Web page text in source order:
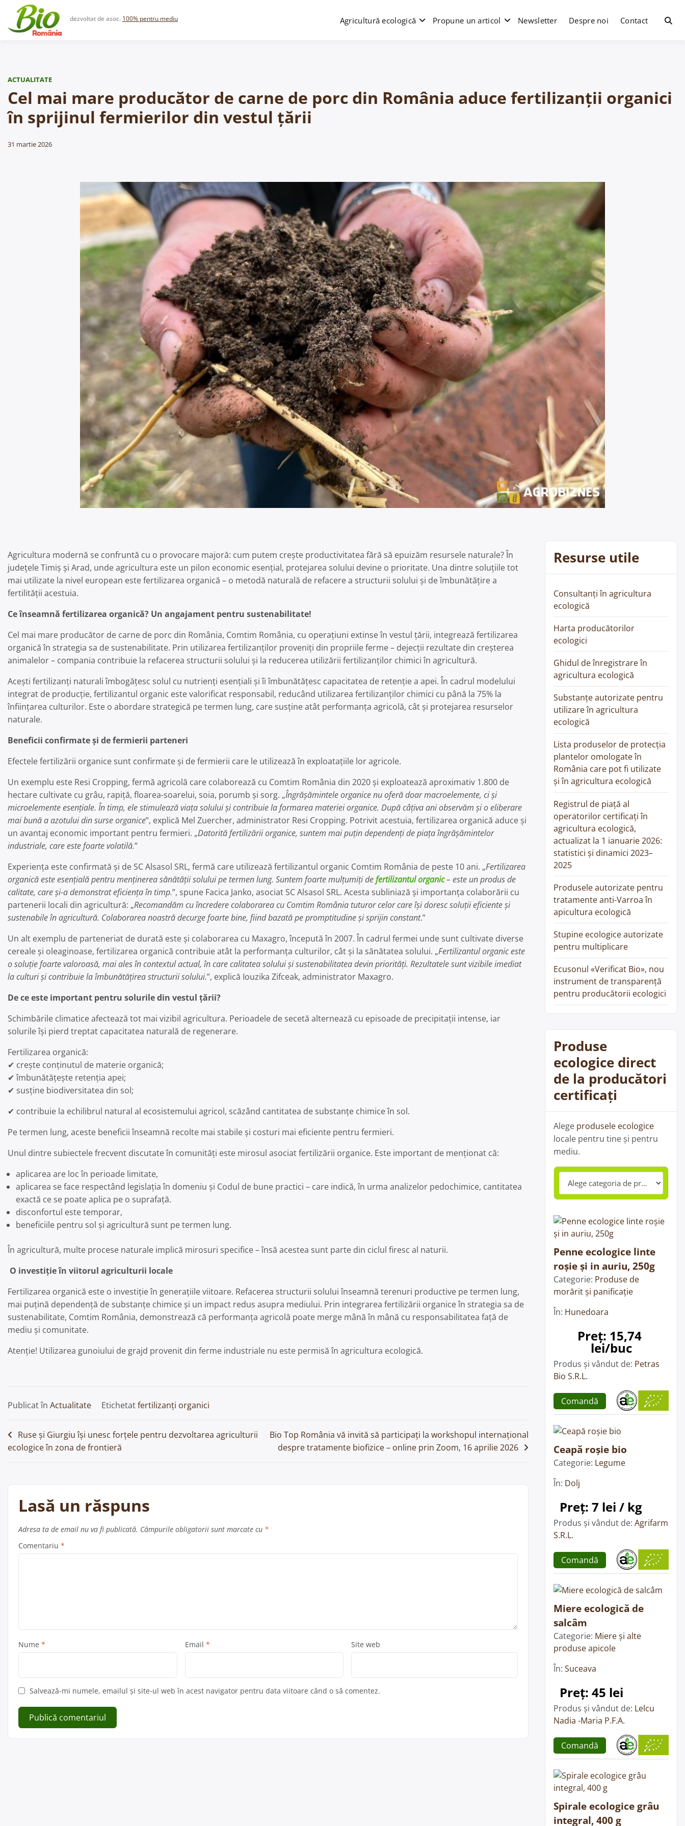
content
dezvoltat de asoc. 100% pentru mediu Agricultură ecologică Propune un articol Newsletter Despre noi Contact
ACTUALITATE
Cel mai mare producător de carne de porc din România aduce fertilizanții organici
în sprijinul fermierilor din vestul țării
31 martie 2026
Agricultura modernă se confruntă cu o provocare majoră: cum putem crește productivitatea fără să epuizăm resursele naturale? În
județele Timiș și Arad, unde agricultura este un pilon economic esențial, protejarea solului devine o prioritate. Una dintre soluțiile tot
mai utilizate la nivel european este fertilizarea organică – o metodă naturală de refacere a structurii solului și de îmbunătățire a
fertilității acestuia.
Ce înseamnă fertilizarea organică? Un angajament pentru sustenabilitate!
Cel mai mare producător de carne de porc din România, Comtim România, cu operațiuni extinse în vestul țării, integrează fertilizarea
organică în strategia sa de sustenabilitate. Prin utilizarea fertilizanților proveniți din propriile ferme – dejecții rezultate din creșterea
animalelor – compania contribuie la refacerea structurii solului și la reducerea utilizării fertilizanților chimici în agricultură.
Acești fertilizanți naturali îmbogățesc solul cu nutrienți esențiali și îi îmbunătățesc capacitatea de retenție a apei. În cadrul modelului
integrat de producție, fertilizantul organic este valorificat responsabil, reducând utilizarea fertilizanților chimici cu până la 75% la
înființarea culturilor. Este o abordare strategică pe termen lung, care susține atât performanța agricolă, cât și protejarea resurselor
naturale.
Beneficii confirmate și de fermierii parteneri
Efectele fertilizării organice sunt confirmate și de fermierii care le utilizează în exploatațiile lor agricole.
Un exemplu este Resi Cropping, fermă agricolă care colaborează cu Comtim România din 2020 și exploatează aproximativ 1.800 de
hectare cultivate cu grâu, rapiță, floarea-soarelui, soia, porumb și sorg. „Îngrășămintele organice nu oferă doar macroelemente, ci și
microelemente esențiale. În timp, ele stimulează viața solului și contribuie la formarea materiei organice. După câțiva ani observăm și o eliberare
mai bună a azotului din surse organice”, explică Mel Zuercher, administrator Resi Cropping. Potrivit acestuia, fertilizarea organică aduce și
un avantaj economic important pentru fermieri. „Datorită fertilizării organice, suntem mai puțin dependenți de piața îngrășămintelor
industriale, care este foarte volatilă.”
Experiența este confirmată și de SC Alsasol SRL, fermă care utilizează fertilizantul organic Comtim România de peste 10 ani. „Fertilizarea
organică este esențială pentru menținerea sănătății solului pe termen lung. Suntem foarte mulțumiți defertilizantul organic– este un produs de
calitate, care și-a demonstrat eficiența în timp.”, spune Facica Janko, asociat SC Alsasol SRL. Acesta subliniază și importanța colaborării cu
partenerii locali din agricultură: „Recomandăm cu încredere colaborarea cu Comtim România tuturor celor care își doresc soluții eficiente și
sustenabile în agricultură. Colaborarea noastră decurge foarte bine, fiind bazată pe promptitudine și sprijin constant.”
Un alt exemplu de parteneriat de durată este și colaborarea cu Maxagro, începută în 2007. În cadrul fermei unde sunt cultivate diverse
cereale și oleaginoase, fertilizarea organică contribuie atât la performanța culturilor, cât și la sănătatea solului. „Fertilizantul organic este
o soluție foarte valoroasă, mai ales în contextul actual, în care calitatea solului și sustenabilitatea devin priorități. Rezultatele sunt vizibile imediat
la culturi și contribuie la îmbunătățirea structurii solului.”, explică Iouzika Zifceak, administrator Maxagro.
De ce este important pentru solurile din vestul țării?
Schimbările climatice afectează tot mai vizibil agricultura. Perioadele de secetă alternează cu episoade de precipitații intense, iar
solurile își pierd treptat capacitatea naturală de regenerare.
Fertilizarea organică:
✔ crește conținutul de materie organică;
✔ îmbunătățește retenția apei;
✔ susține biodiversitatea din sol;
✔ contribuie la echilibrul natural al ecosistemului agricol, scăzând cantitatea de substanțe chimice în sol.
Pe termen lung, aceste beneficii înseamnă recolte mai stabile și costuri mai eficiente pentru fermieri.
Unul dintre subiectele frecvent discutate în comunități este mirosul asociat fertilizării organice. Este important de menționat că:
aplicarea are loc în perioade limitate,
aplicarea se face respectând legislația în domeniu și Codul de bune practici – care indică, în urma analizelor pedochimice, cantitatea
exactă ce se poate aplica pe o suprafață.
disconfortul este temporar,
beneficiile pentru sol și agricultură sunt pe termen lung.
În agricultură, multe procese naturale implică mirosuri specifice – însă acestea sunt parte din ciclul firesc al naturii.
O investiție în viitorul agriculturii locale
Fertilizarea organică este o investiție în generațiile viitoare. Refacerea structurii solului înseamnă terenuri productive pe termen lung,
mai puțină dependență de substanțe chimice și un impact redus asupra mediului. Prin integrarea fertilizării organice în strategia sa de
sustenabilitate, Comtim România, demonstrează că performanța agricolă poate merge mână în mână cu responsabilitatea față de
mediu și comunitate.
Atenție! Utilizarea gunoiului de grajd provenit din ferme industriale nu este permisă în agricultura ecologică.
Publicat în Actualitate Etichetatfertilizanți organici
Navigare
în
Ruse și Giurgiu își unesc forțele pentru dezvoltarea agriculturii
ecologice în zona de frontieră
Bio Top România vă invită să participați la workshopul internațional
despre tratamente biofizice – online prin Zoom, 16 aprilie 2026
Lasă un răspuns
Adresa ta de email nu va fi publicată. Câmpurile obligatorii sunt marcate cu *
Comentariu *
Nume * Email * Site web
Salvează-mi numele, emailul și site-ul web în acest navigator pentru data viitoare când o să comentez.
Resurse utile
Consultanți în agricultura
ecologică
Harta producătorilor
ecologici
Ghidul de înregistrare în
agricultura ecologică
Substanțe autorizate pentru
utilizare în agricultura
ecologică
Lista produselor de protecția
plantelor omologate în
România care pot fi utilizate
și în agricultura ecologică
Registrul de piață al
operatorilor certificați în
agricultura ecologică,
actualizat la 1 ianuarie 2026:
statistici și dinamici 2023–
2025
Produsele autorizate pentru
tratamente anti-Varroa în
apicultura ecologică
Stupine ecologice autorizate
pentru multiplicare
Ecusonul «Verificat Bio», nou
instrument de transparență
pentru producătorii ecologici
Produse
ecologice direct
de la producători
certificați
Alege produsele ecologice
locale pentru tine și pentru
mediu.
Penne ecologice linte
roșie și in auriu, 250g
Categorie: Produse de
morărit și panificație
În: Hunedoara
Preț: 15,74
lei/buc
Produs și vândut de: Petras
Bio S.R.L.
Comandă
Ceapă roșie bio
Categorie: Legume
În: Dolj
Preț: 7 lei / kg
Produs și vândut de: Agrifarm
S.R.L.
Comandă
Miere ecologică de
salcâm
Categorie: Miere și alte
produse apicole
În: Suceava
Preț: 45 lei
Produs și vândut de: Lelcu
Nadia -Maria P.F.A.
Comandă
Spirale ecologice grâu
integral, 400 g